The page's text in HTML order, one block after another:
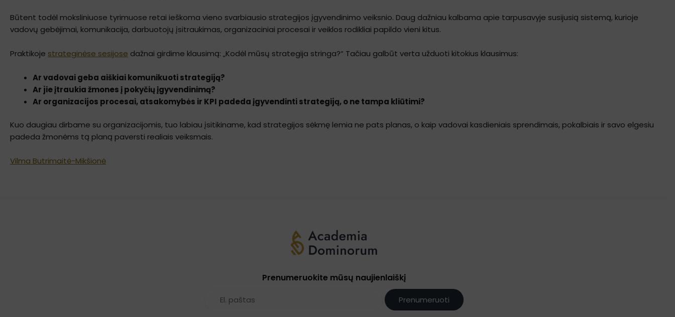
Būtent todėl moksliniuose tyrimuose retai ieškoma vieno svarbiausio strategijos įgyvendinimo veiksnio. Daug dažniau kalbama apie tarpusavyje susijusią sistemą, kurioje
vadovų gebėjimai, komunikacija, darbuotojų įsitraukimas, organizaciniai procesai ir veiklos rodikliai papildo vieni kitus.
Praktikoje strateginėse sesijose dažnai girdime klausimą: „Kodėl mūsų strategija stringa?“ Tačiau galbūt verta užduoti kitokius klausimus:
Ar vadovai geba aiškiai komunikuoti strategiją?
Ar jie įtraukia žmones į pokyčių įgyvendinimą?
Ar organizacijos procesai, atsakomybės ir KPI padeda įgyvendinti strategiją, o ne tampa kliūtimi?
Kuo daugiau dirbame su organizacijomis, tuo labiau įsitikiname, kad strategijos sėkmę lemia ne pats planas, o kaip vadovai kasdieniais sprendimais, pokalbiais ir savo elgesiu
padeda žmonėms tą planą paversti realiais veiksmais.
Vilma Butrimaitė-Mikšionė
Prenumeruokite mūsų naujienlaiškį
Prenumeruoti